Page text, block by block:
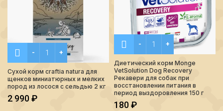
Количество Сухой корм craftia natura для щенков
Сухой корм craftia natura для
щенков миниатюрных и мелких
пород из лосося с сельдью 2 кг
2 990₽
Количество
Диетический корм Monge
VetSolution Dog Recovery
Рекавери для собак при
восстановлении питания в
период выздоровления 150 г
180₽